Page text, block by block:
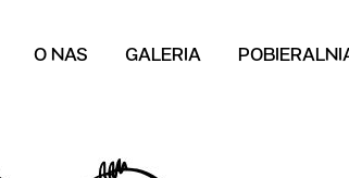
O NAS GALERIA